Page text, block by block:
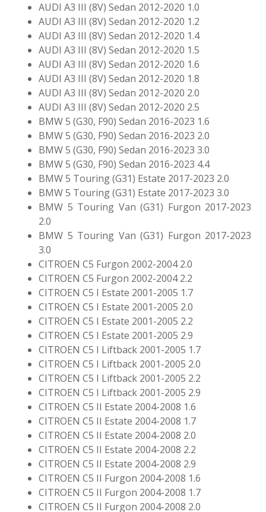
AUDI A3 III (8V) Sedan 2012-2020 1.0
AUDI A3 III (8V) Sedan 2012-2020 1.2
AUDI A3 III (8V) Sedan 2012-2020 1.4
AUDI A3 III (8V) Sedan 2012-2020 1.5
AUDI A3 III (8V) Sedan 2012-2020 1.6
AUDI A3 III (8V) Sedan 2012-2020 1.8
AUDI A3 III (8V) Sedan 2012-2020 2.0
AUDI A3 III (8V) Sedan 2012-2020 2.5
BMW 5 (G30, F90) Sedan 2016-2023 1.6
BMW 5 (G30, F90) Sedan 2016-2023 2.0
BMW 5 (G30, F90) Sedan 2016-2023 3.0
BMW 5 (G30, F90) Sedan 2016-2023 4.4
BMW 5 Touring (G31) Estate 2017-2023 2.0
BMW 5 Touring (G31) Estate 2017-2023 3.0
BMW 5 Touring Van (G31) Furgon 2017-2023
2.0
BMW 5 Touring Van (G31) Furgon 2017-2023
3.0
CITROEN C5 Furgon 2002-2004 2.0
CITROEN C5 Furgon 2002-2004 2.2
CITROEN C5 I Estate 2001-2005 1.7
CITROEN C5 I Estate 2001-2005 2.0
CITROEN C5 I Estate 2001-2005 2.2
CITROEN C5 I Estate 2001-2005 2.9
CITROEN C5 I Liftback 2001-2005 1.7
CITROEN C5 I Liftback 2001-2005 2.0
CITROEN C5 I Liftback 2001-2005 2.2
CITROEN C5 I Liftback 2001-2005 2.9
CITROEN C5 II Estate 2004-2008 1.6
CITROEN C5 II Estate 2004-2008 1.7
CITROEN C5 II Estate 2004-2008 2.0
CITROEN C5 II Estate 2004-2008 2.2
CITROEN C5 II Estate 2004-2008 2.9
CITROEN C5 II Furgon 2004-2008 1.6
CITROEN C5 II Furgon 2004-2008 1.7
CITROEN C5 II Furgon 2004-2008 2.0